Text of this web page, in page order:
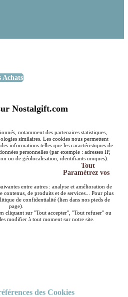
Achats
Nostalgift.com
notamment des partenaires statistiques,
similaires. Les cookies nous permettent
informations telles que les caractéristiques de
personnelles (par exemple : adresses IP,
ou de géolocalisation, identifiants uniques).
Tout
Paramétrez vos
entre autres : analyse et amélioration de
contenus, de produits et de services... Pour plus
de confidentialité (lien dans nos pieds de
page).
cliquant sur "Tout accepter", "Tout refuser" ou
modifier à tout moment sur notre site.
des Cookies